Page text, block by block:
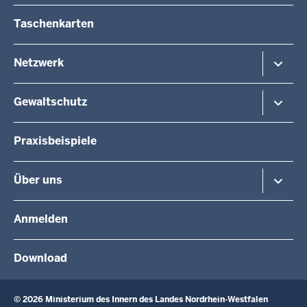
der
Fußzeile
Taschenkarten
Netzwerk
"Frag doch mal das Netzwerk"
Kommunikationsplattform
Gewaltschutz
Allgemeine Hilfestellungen
Konkrete Hilfestellungen
Führungsverantwortung und Arbeitsschutz
Praxisbeispiele
Über uns
Pressemitteilungen
Presseportal
Anmelden
Download
© 2026 Ministerium des Innern des Landes Nordrhein-Westfalen